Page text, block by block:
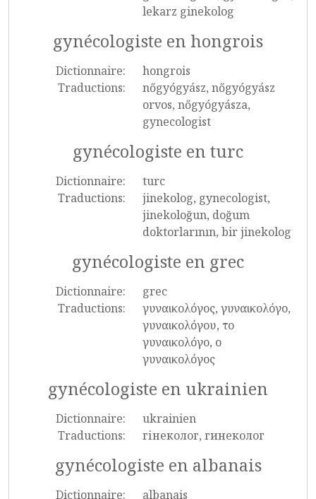
lekarz ginekolog
gynécologiste en hongrois
Dictionnaire:
hongrois
Traductions:
nőgyógyász, nőgyógyász
orvos, nőgyógyásza,
gynecologist
gynécologiste en turc
Dictionnaire:
turc
Traductions:
jinekolog, gynecologist,
jinekoloğun, doğum
doktorlarının, bir jinekolog
gynécologiste en grec
Dictionnaire:
grec
Traductions:
γυναικολόγος, γυναικολόγο,
γυναικολόγου, το
γυναικολόγο, ο
γυναικολόγος
gynécologiste en ukrainien
Dictionnaire:
ukrainien
Traductions:
гінеколог, гинеколог
gynécologiste en albanais
Dictionnaire:
albanais